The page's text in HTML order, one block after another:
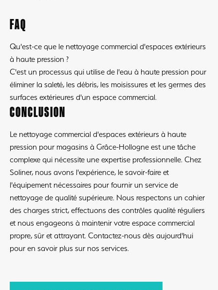
FAQ
Qu'est-ce que le nettoyage commercial d'espaces extérieurs
à haute pression ?
C'est un processus qui utilise de l'eau à haute pression pour
éliminer la saleté, les débris, les moisissures et les germes des
surfaces extérieures d'un espace commercial.
CONCLUSION
Le nettoyage commercial d'espaces extérieurs à haute
pression pour magasins à Grâce-Hollogne est une tâche
complexe qui nécessite une expertise professionnelle. Chez
Soliner, nous avons l'expérience, le savoir-faire et
l'équipement nécessaires pour fournir un service de
nettoyage de qualité supérieure. Nous respectons un cahier
des charges strict, effectuons des contrôles qualité réguliers
et nous engageons à maintenir votre espace commercial
propre, sûr et attrayant. Contactez-nous dès aujourd'hui
pour en savoir plus sur nos services.